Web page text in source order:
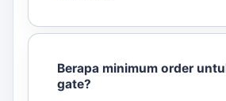
Berapa minimum order
gate?